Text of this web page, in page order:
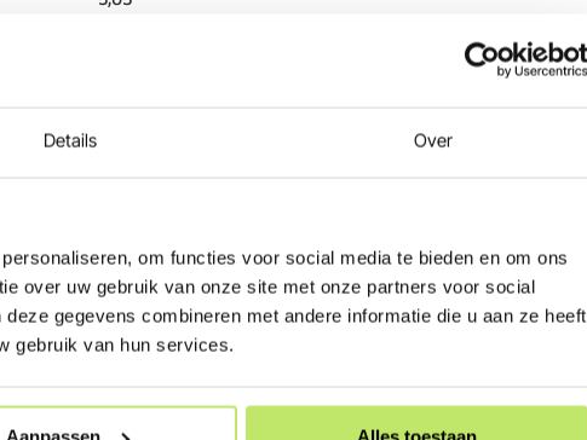
Details Over
om functies voor social media te bieden en om ons
over uw gebruik van onze site met onze partners voor social
gegevens combineren met andere informatie die u aan ze heeft
gebruik van hun services.